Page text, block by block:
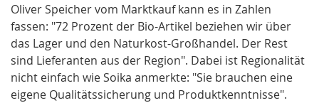
Oliver Speicher vom Marktkauf kann es in Zahlen
fassen: "72 Prozent der Bio-Artikel beziehen wir über
das Lager und den Naturkost-Großhandel. Der Rest
sind Lieferanten aus der Region". Dabei ist Regionalität
nicht einfach wie Soika anmerkte: "Sie brauchen eine
eigene Qualitätssicherung und Produktkenntnisse".